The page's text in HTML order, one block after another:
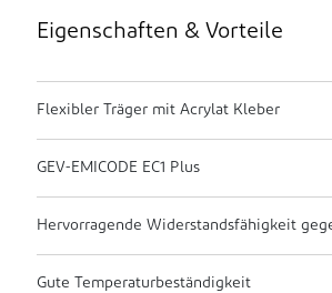
Eigenschaften & Vorteile
Flexibler Träger mit Acrylat Kleber
GEV-EMICODE EC1 Plus
Hervorragende Widerstandsfähigkeit
Gute Temperaturbeständigkeit